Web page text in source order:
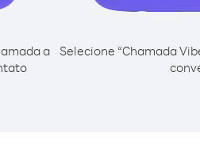
a
Selecione “Chamada